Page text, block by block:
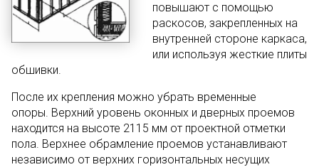
повышают с помощью
раскосов, закрепленных на
внутренней стороне каркаса,
или используя жесткие плиты
обшивки.
После их крепления можно убрать временные
опоры. Верхний уровень оконных и дверных проемов
находится на высоте 2115 мм от проектной отметки
пола. Верхнее обрамление проемов устанавливают
независимо от верхних горизонтальных несущих